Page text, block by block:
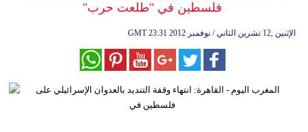
سياحة
فلسطين في "طلعت حرب"
GMT 23:31 2012 الإثنين ,12 تشرين الثاني / نوفمبر